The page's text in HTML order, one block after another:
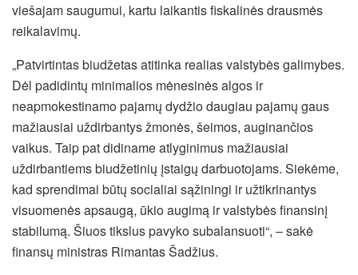
viešajam saugumui, kartu laikantis fiskalinės drausmės
reikalavimų.
„Patvirtintas biudžetas atitinka realias valstybės galimybes.
Dėl padidintų minimalios mėnesinės algos ir
neapmokestinamo pajamų dydžio daugiau pajamų gaus
mažiausiai uždirbantys žmonės, šeimos, auginančios
vaikus. Taip pat didiname atlyginimus mažiausiai
uždirbantiems biudžetinių įstaigų darbuotojams. Siekėme,
kad sprendimai būtų socialiai sąžiningi ir užtikrinantys
visuomenės apsaugą, ūkio augimą ir valstybės finansinį
stabilumą. Šiuos tikslus pavyko subalansuoti“, ‒ sakė
finansų ministras Rimantas Šadžius.